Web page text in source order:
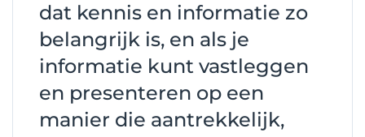
dat kennis en informatie zo
belangrijk is, en als je
informatie kunt vastleggen
en presenteren op een
manier die aantrekkelijk,